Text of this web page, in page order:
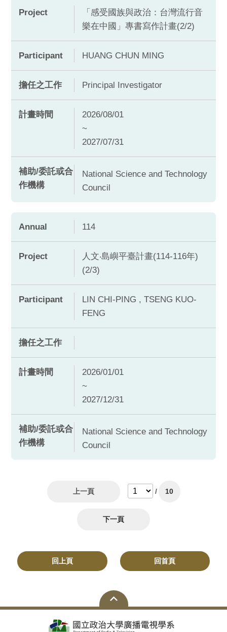
Project
「感受國族與政治：台灣流行音
樂在中國」專書寫作計畫(2/2)
Participant HUANG CHUN MING
擔任之工作 Principal Investigator
計畫時間
2026/08/01
~
2027/07/31
補助/委託或合
作機構
National Science and Technology
Council
Annual 114
Project
人文‧島嶼平臺計畫(114-116年)
(2/3)
Participant
LIN CHI-PING , TSENG KUO-
FENG
擔任之工作
計畫時間
2026/01/01
~
2027/12/31
補助/委託或合
作機構
National Science and Technology
Council
上一頁 / 10
下一頁
回上頁 回首頁